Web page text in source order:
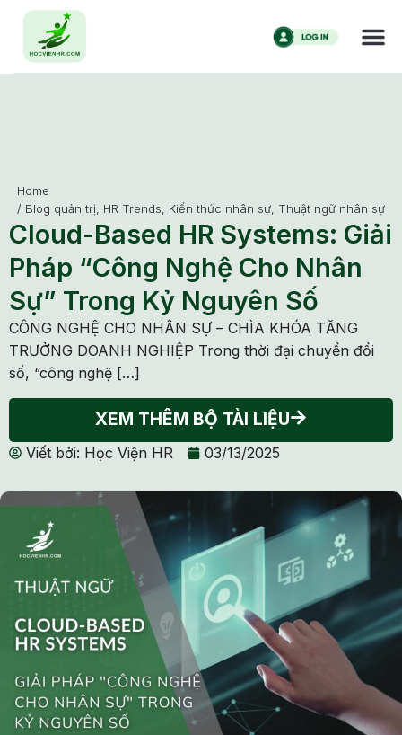
Home
/ Blog quản trị, HR Trends, Kiến thức nhân sự, Thuật ngữ nhân sự
Cloud-Based HR Systems: Giải
Pháp “Công Nghệ Cho Nhân
Sự” Trong Kỷ Nguyên Số
CÔNG NGHỆ CHO NHÂN SỰ – CHÌA KHÓA TĂNG
TRƯỞNG DOANH NGHIỆP Trong thời đại chuyển đổi
số, “công nghệ […]
XEM THÊM BỘ TÀI LIỆU
Viết bởi: Học Viện HR 03/13/2025